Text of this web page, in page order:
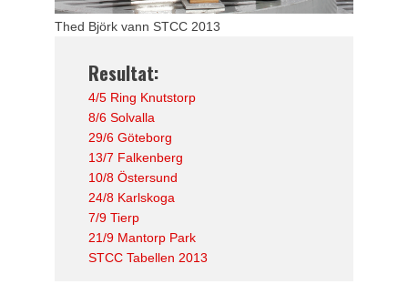
Thed Björk vann STCC 2013
Resultat:
4/5 Ring Knutstorp
8/6 Solvalla
29/6 Göteborg
13/7 Falkenberg
10/8 Östersund
24/8 Karlskoga
7/9 Tierp
21/9 Mantorp Park
STCC Tabellen 2013